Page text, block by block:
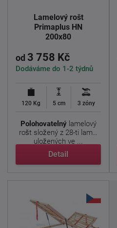
Lamelový rošt
Primaplus HN
200x80
od 3 758 Kč
Dodáváme do 1-2 týdnů
120 Kg 5 cm 3 zóny
Polohovatelný lamelový
rošt složený z 28-ti lamel
uložených ve ...
Detail